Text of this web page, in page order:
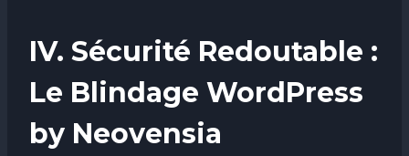
IV. Sécurité Redoutable :
Le Blindage WordPress
by Neovensia